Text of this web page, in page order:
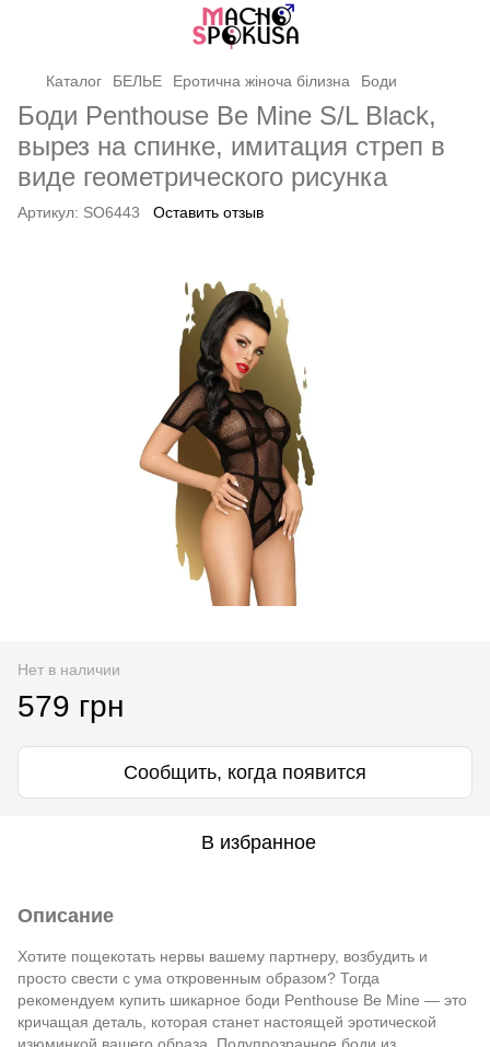
Каталог БЕЛЬЕ Еротична жіноча білизна Боди
Боди Penthouse Be Mine S/L Black,
вырез на спинке, имитация стреп в
виде геометрического рисунка
Артикул: SO6443 Оставить отзыв
Нет в наличии
579 грн
Сообщить, когда появится
В избранное
Описание
Хотите пощекотать нервы вашему партнеру, возбудить и
просто свести с ума откровенным образом? Тогда
рекомендуем купить шикарное боди Penthouse Be Mine — это
кричащая деталь, которая станет настоящей эротической
изюминкой вашего образа. Полупрозрачное боди из